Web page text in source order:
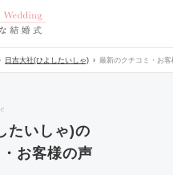
日吉大社(ひよしたいしゃ) 最新のクチコミ・お客
たいしゃ)の
お客様の声